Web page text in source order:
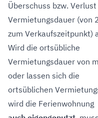
Überschuss bzw.
Vermietungsdauer (von
zum Verkaufszeitpunkt)
Wird die ortsübliche
Vermietungsdauer von
oder lassen sich die
ortsüblichen
wird die Ferienwohnung